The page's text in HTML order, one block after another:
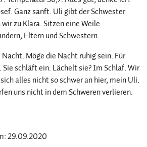
Ganz sanft. Uli gibt der Schwester
zu Klara. Sitzen eine Weile
Eltern und Schwestern.
Möge die Nacht ruhig sein. Für
schläft ein. Lächelt sie? Im Schlaf. Wir
alles nicht so schwer an hier, mein Uli.
uns nicht in dem Schweren verlieren.
29.09.2020